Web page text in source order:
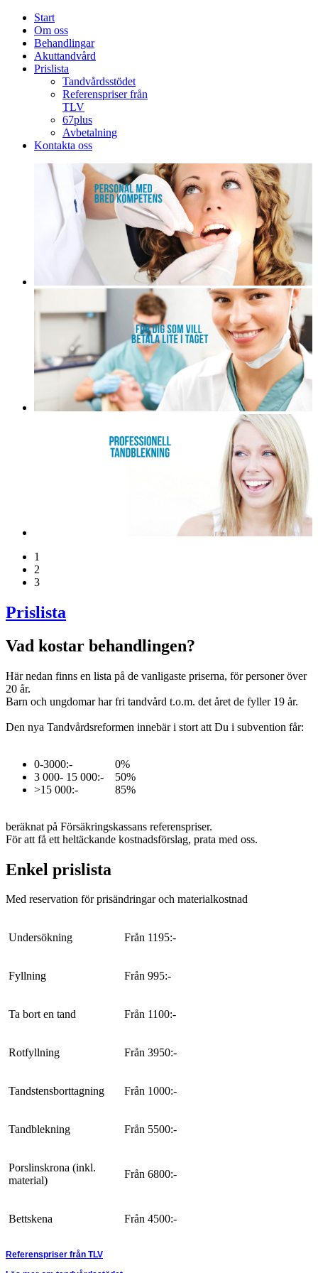
Start
Om oss
Behandlingar
Akuttandvård
Prislista
Tandvårdsstödet
Referenspriser från
TLV
67plus
Avbetalning
Kontakta oss
1
2
3
Prislista
Vad kostar behandlingen?
Här nedan finns en lista på de vanligaste priserna, för personer över
20 år.
Barn och ungdomar har fri tandvård t.o.m. det året de fyller 19 år.
Den nya Tandvårdsreformen innebär i stort att Du i subvention får:
0-3000:- 0%
3 000- 15 000:- 50%
>15 000:- 85%
beräknat på Försäkringskassans referenspriser.
För att få ett heltäckande kostnadsförslag, prata med oss.
Enkel prislista
Med reservation för prisändringar och materialkostnad
Undersökning Från 1195:-
Fyllning Från 995:-
Ta bort en tand Från 1100:-
Rotfyllning Från 3950:-
Tandstensborttagning Från 1000:-
Tandblekning Från 5500:-
Porslinskrona (inkl.
material)
Från 6800:-
Bettskena Från 4500:-
Referenspriser från TLV